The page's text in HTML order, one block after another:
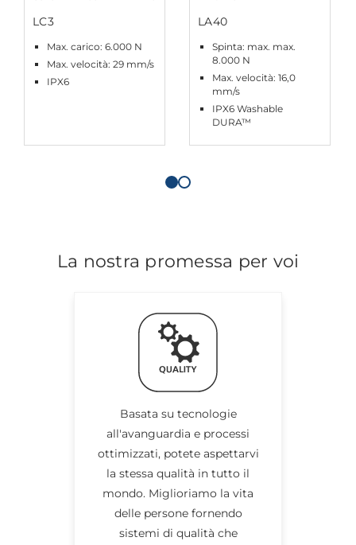
LC3
Max. carico: 6.000 N
Max. velocità: 29 mm/s
IPX6
LA40
Spinta: max. max.
8.000 N
Max. velocità: 16,0
mm/s
IPX6 Washable
DURA™
La nostra promessa per voi
Basata su tecnologie
all'avanguardia e processi
ottimizzati, potete aspettarvi
la stessa qualità in tutto il
mondo. Miglioriamo la vita
delle persone fornendo
sistemi di qualità che